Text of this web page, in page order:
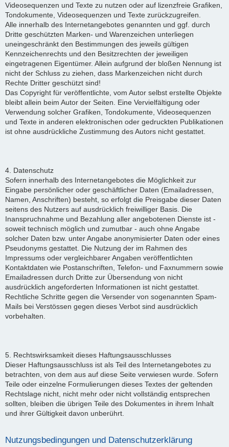
Videosequenzen und Texte zu nutzen oder auf lizenzfreie Grafiken,
Tondokumente, Videosequenzen und Texte zurückzugreifen.
Alle innerhalb des Internetangebotes genannten und ggf. durch
Dritte geschützten Marken- und Warenzeichen unterliegen
uneingeschränkt den Bestimmungen des jeweils gültigen
Kennzeichenrechts und den Besitzrechten der jeweiligen
eingetragenen Eigentümer. Allein aufgrund der bloßen Nennung ist
nicht der Schluss zu ziehen, dass Markenzeichen nicht durch
Rechte Dritter geschützt sind!
Das Copyright für veröffentlichte, vom Autor selbst erstellte Objekte
bleibt allein beim Autor der Seiten. Eine Vervielfältigung oder
Verwendung solcher Grafiken, Tondokumente, Videosequenzen
und Texte in anderen elektronischen oder gedruckten Publikationen
ist ohne ausdrückliche Zustimmung des Autors nicht gestattet.
4. Datenschutz
Sofern innerhalb des Internetangebotes die Möglichkeit zur
Eingabe persönlicher oder geschäftlicher Daten (Emailadressen,
Namen, Anschriften) besteht, so erfolgt die Preisgabe dieser Daten
seitens des Nutzers auf ausdrücklich freiwilliger Basis. Die
Inanspruchnahme und Bezahlung aller angebotenen Dienste ist -
soweit technisch möglich und zumutbar - auch ohne Angabe
solcher Daten bzw. unter Angabe anonymisierter Daten oder eines
Pseudonyms gestattet. Die Nutzung der im Rahmen des
Impressums oder vergleichbarer Angaben veröffentlichten
Kontaktdaten wie Postanschriften, Telefon- und Faxnummern sowie
Emailadressen durch Dritte zur Übersendung von nicht
ausdrücklich angeforderten Informationen ist nicht gestattet.
Rechtliche Schritte gegen die Versender von sogenannten Spam-
Mails bei Verstössen gegen dieses Verbot sind ausdrücklich
vorbehalten.
5. Rechtswirksamkeit dieses Haftungsausschlusses
Dieser Haftungsausschluss ist als Teil des Internetangebotes zu
betrachten, von dem aus auf diese Seite verwiesen wurde. Sofern
Teile oder einzelne Formulierungen dieses Textes der geltenden
Rechtslage nicht, nicht mehr oder nicht vollständig entsprechen
sollten, bleiben die übrigen Teile des Dokumentes in ihrem Inhalt
und ihrer Gültigkeit davon unberührt.
Nutzungsbedingungen und Datenschutzerklärung